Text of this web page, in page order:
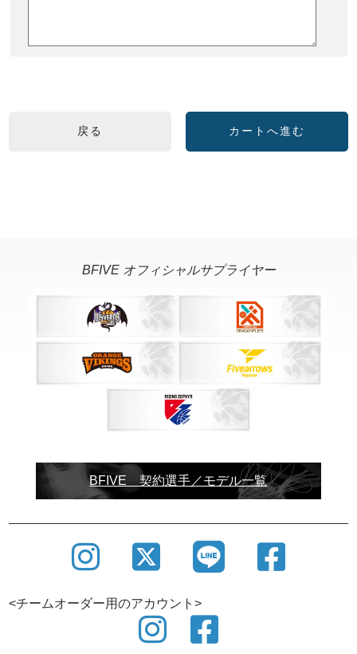
BFIVE オフィシャルサプライヤー
BFIVE 契約選手／モデル一覧
<チームオーダー用のアカウント>